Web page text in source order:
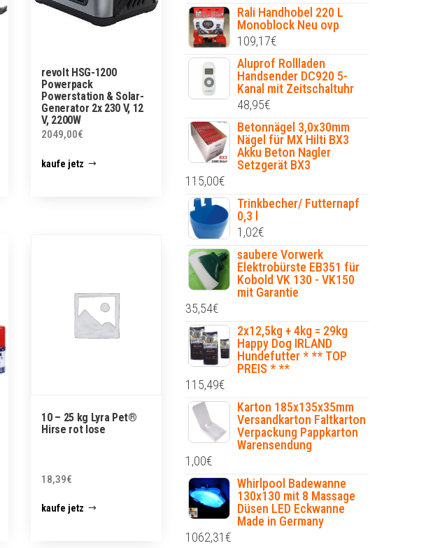
revolt HSG-1200
Powerpack
Powerstation & Solar-
Generator 2x 230 V, 12
V, 2200W
2049,00€
kaufe jetz
10 – 25 kg Lyra Pet®
Hirse rot lose
18,39€
kaufe jetz
Rali Handhobel 220 L
Monoblock Neu ovp
109,17€
Aluprof Rollladen
Handsender DC920 5-
Kanal mit Zeitschaltuhr
48,95€
Betonnägel 3,0x30mm
Nägel für MX Hilti BX3
Akku Beton Nagler
Setzgerät BX3
115,00€
Trinkbecher/ Futternapf
0,3 l
1,02€
saubere Vorwerk
Elektrobürste EB351 für
Kobold VK 130 - VK150
mit Garantie
35,54€
2x12,5kg + 4kg = 29kg
Happy Dog IRLAND
Hundefutter * ** TOP
PREIS * **
115,49€
Karton 185x135x35mm
Versandkarton Faltkarton
Verpackung Pappkarton
Warensendung
1,00€
Whirlpool Badewanne
130x130 mit 8 Massage
Düsen LED Eckwanne
Made in Germany
1062,31€